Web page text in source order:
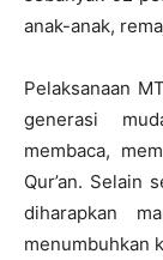
anak-anak,
Pelaksanaan
generasi
membaca,
Qur’an. Selain
diharapkan
menumbuhkan